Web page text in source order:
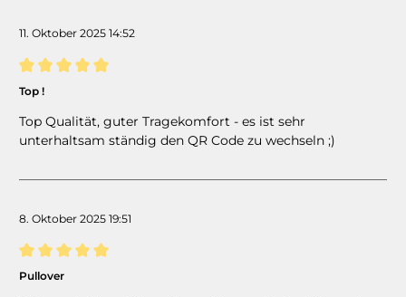
11. Oktober 2025 14:52
Bewertung mit 5 von 5 Sternen
Top !
Top Qualität, guter Tragekomfort - es ist sehr
unterhaltsam ständig den QR Code zu wechseln ;)
8. Oktober 2025 19:51
Bewertung mit 5 von 5 Sternen
Pullover